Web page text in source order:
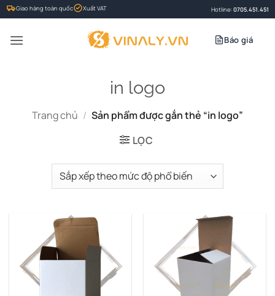
Bỏ
qua
nội
Giao hàng toàn quốc Xuất VAT Hotline: 0705.451.451
Báo giá
in logo
Trang chủ / Sản phẩm được gắn thẻ “in logo”
LỌC